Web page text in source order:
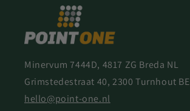
Minervum 7444D, 4817 ZG Breda NL
Grimstedestraat 40, 2300 Turnhout BE
hello@point-one.nl